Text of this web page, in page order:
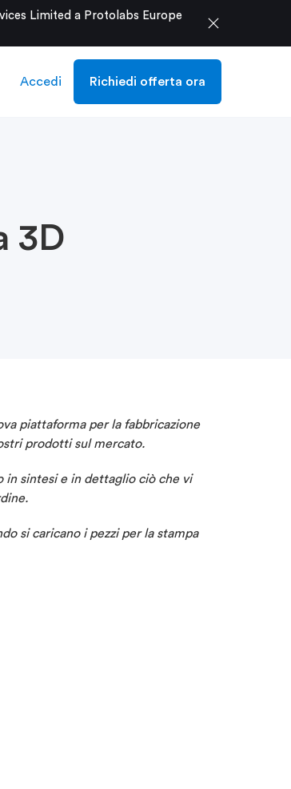
Limited a Protolabs Europe
close
Accedi Richiedi offerta ora
3D
piattaforma per la fabbricazione
prodotti sul mercato.
in sintesi e in dettaglio ciò che vi
si caricano i pezzi per la stampa